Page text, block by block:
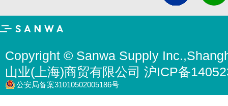
Copyright © Sanwa Supply
山业(上海)商贸有限公司 沪ICP备
公安局备案31010502005186号